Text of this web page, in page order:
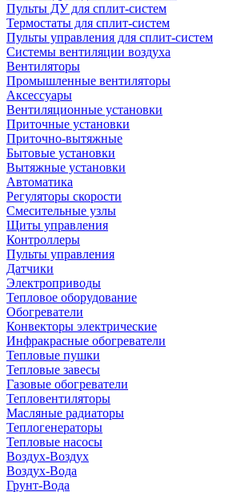
Пульты ДУ для сплит-систем
Термостаты для сплит-систем
Пульты управления для сплит-систем
Системы вентиляции воздуха
Вентиляторы
Промышленные вентиляторы
Аксессуары
Вентиляционные установки
Приточные установки
Приточно-вытяжные
Бытовые установки
Вытяжные установки
Автоматика
Регуляторы скорости
Смесительные узлы
Щиты управления
Контроллеры
Пульты управления
Датчики
Электроприводы
Тепловое оборудование
Обогреватели
Конвекторы электрические
Инфракрасные обогреватели
Тепловые пушки
Тепловые завесы
Газовые обогреватели
Тепловентиляторы
Масляные радиаторы
Теплогенераторы
Тепловые насосы
Воздух-Воздух
Воздух-Вода
Грунт-Вода